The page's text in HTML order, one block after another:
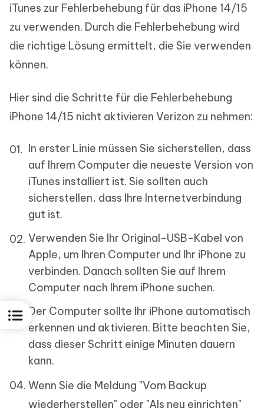
iTunes zur Fehlerbehebung für das iPhone 14/15
zu verwenden. Durch die Fehlerbehebung wird
die richtige Lösung ermittelt, die Sie verwenden
können.
Hier sind die Schritte für die Fehlerbehebung
iPhone 14/15 nicht aktivieren Verizon zu nehmen:
In erster Linie müssen Sie sicherstellen, dass
auf Ihrem Computer die neueste Version von
iTunes installiert ist. Sie sollten auch
sicherstellen, dass Ihre Internetverbindung
gut ist.
Verwenden Sie Ihr Original-USB-Kabel von
Apple, um Ihren Computer und Ihr iPhone zu
verbinden. Danach sollten Sie auf Ihrem
Computer nach Ihrem iPhone suchen.
Der Computer sollte Ihr iPhone automatisch
erkennen und aktivieren. Bitte beachten Sie,
dass dieser Schritt einige Minuten dauern
kann.
Wenn Sie die Meldung "Vom Backup
wiederherstellen" oder "Als neu einrichten"